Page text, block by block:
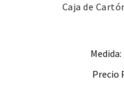
Caja de
Medida:
Precio